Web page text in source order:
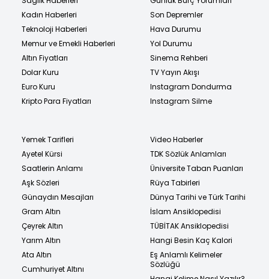
Kadın Haberleri
Teknoloji Haberleri
Memur ve Emekli Haberleri
Altın Fiyatları
Dolar Kuru
Euro Kuru
Kripto Para Fiyatları
Son Depremler
Hava Durumu
Yol Durumu
Sinema Rehberi
TV Yayın Akışı
Instagram Dondurma
Instagram Silme
Yemek Tarifleri
Ayetel Kürsi
Saatlerin Anlamı
Aşk Sözleri
Günaydın Mesajları
Gram Altın
Çeyrek Altın
Yarım Altın
Ata Altın
Cumhuriyet Altını
Video Haberler
TDK Sözlük Anlamları
Üniversite Taban Puanları
Rüya Tabirleri
Dünya Tarihi ve Türk Tarihi
İslam Ansiklopedisi
TÜBİTAK Ansiklopedisi
Hangi Besin Kaç Kalori
Eş Anlamlı Kelimeler
Sözlüğü